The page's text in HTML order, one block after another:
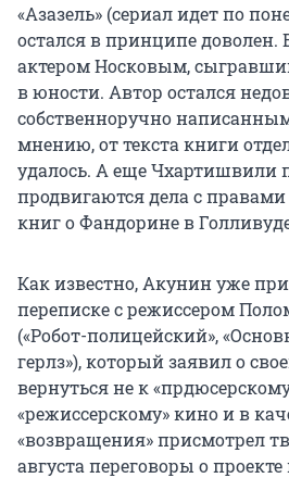
«Азазель» (сериал идет по
остался в принципе доволен.
актером Носковым,
в юности. Автор остался
собственноручно
мнению, от текста книги
удалось. А еще Чхартишвили
продвигаются дела с
книг о Фандорине в
Как известно, Акунин уже
переписке с режиссером
(«Робот-полицейский»,
герлз»), который заявил о
вернуться не к
«режиссерскому» кино и в
«возвращения» присмотрел
августа переговоры о